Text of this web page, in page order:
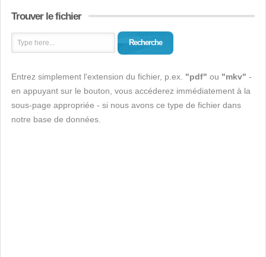
Trouver le fichier
Recherche
Entrez simplement l'extension du fichier, p.ex. "pdf" ou "mkv" -
en appuyant sur le bouton, vous accéderez immédiatement à la
sous-page appropriée - si nous avons ce type de fichier dans
notre base de données.